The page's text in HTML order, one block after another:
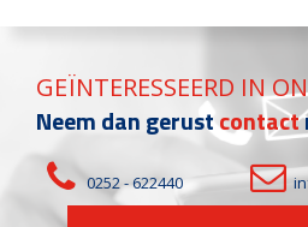
GEÏNTERESSEERD IN
Neem dan gerustcontact
0252 - 622440